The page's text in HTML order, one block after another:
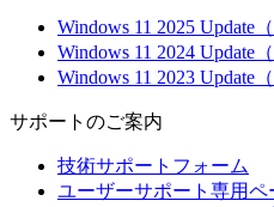
Windows 11 2025 Update
Windows 11 2024 Update
Windows 11 2023 Update
サポートのご案内
技術サポートフォーム
ユーザーサポート専用ペ